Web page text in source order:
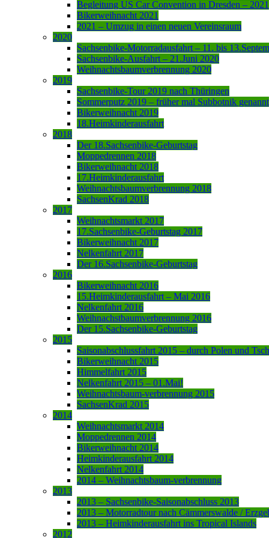
Begleitung US Car Convention in Dresden – 2021
Bikerweihnacht 2021
2021 – Umzug in einen neuen Vereinsraum
2020
Sachsenbike-Motorradausfahrt – 11. bis
Sachsenbike-Ausfahrt – 21.Juni 2020
Weihnachtsbaumverbrennung 2020
2019
Sachsenbike-Tour 2019 nach Thüringen
Sommerputz 2019 – früher mal Subbotnik genannt
Bikerweihnacht 2019
18.Heimkinderausfahrt
2018
Der 18.Sachsenbike-Geburtstag
Moppedrennen 2018
Bikerweihnacht 2018
17.Heimkinderausfahrt
Weihnachtsbaumverbrennung 2018
SachsenKrad 2018
2017
Weihnachtsmarkt 2017
17.Sachsenbike-Geburtstag 2017
Bikerweihnacht 2017
Nelkenfahrt 2017
Der 16.Sachsenbike-Geburtstag
2016
Bikerweihnacht 2016
15.Heimkinderausfahrt – Mai 2016
Nelkenfahrt 2016
Weihnachstbaumverbrennung 2016
Der 15.Sachsenbike-Geburtstag
2015
Saisonabschlussfahrt 2015 – durch Polen und
Bikerweihnacht 2015
Himmelfahrt 2015
Nelkenfahrt 2015 – 01.Mai!
Weihnachtsbaum-verbrennung 2015
SachsenKrad 2015
2014
Weihnachtsmarkt 2014
Moppedrennen 2014
Bikerweihnacht 2014
Heimkinderausfahrt 2014
Nelkenfahrt 2014
2014 – Weihnachtsbaum-verbrennung
2013
2013 – Sachsenbike-Saisonabschluss 2013
2013 – Motorradtour nach Cämmerswalde /
2013 – Heimkinderausfahrt ins Tropical Islands
2012